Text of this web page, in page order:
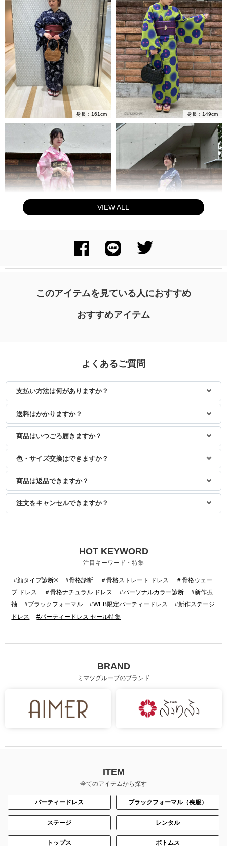
身長：161cm 身長：149cm
VIEW ALL
このアイテムを見ている人におすすめ
おすすめアイテム
よくあるご質問
支払い方法は何がありますか？
送料はかかりますか？
商品はいつごろ届きますか？
色・サイズ交換はできますか？
商品は返品できますか？
注文をキャンセルできますか？
HOT KEYWORD
注目キーワード・特集
#顔タイプ診断® #骨格診断 ＃骨格ストレート ドレス
＃骨格ウェー
ブ ドレス
＃骨格ナチュラル ドレス #パーソナルカラー診断
#新作振
袖
#ブラックフォーマル #WEB限定パーティードレス
#新作ステージ
ドレス
#パーティードレス セール特集
BRAND
ミマツグループのブランド
ITEM
全てのアイテムから探す
パーティードレス ブラックフォーマル（喪服）
ステージ レンタル
トップス ボトムス